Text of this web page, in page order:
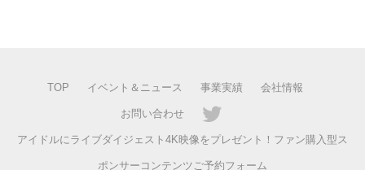
TOP イベント＆ニュース 事業実績 会社情報
お問い合わせ
アイドルにライブダイジェスト4K映像をプレゼント！ファン購入型ス
ポンサーコンテンツご予約フォーム